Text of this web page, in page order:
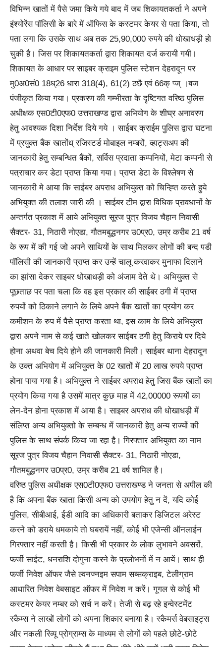
विभिन्न खातों में पैसे जमा किये गये बाद में जब शिकायतकर्ता ने अपने
इंश्योरेंस पॉलिसी के बारे में ऑफिस के कस्टमर केयर से पता किया, तो
पता लगा कि उसके साथ अब तक 25,90,000 रुपये की धोखाधड़ी हो
चुकी है। जिस पर शिकायतकर्ता द्वारा शिकायत दर्ज करायी गयी।
शिकायत के आधार पर साइबर क्राइम पुलिस स्टेशन देहरादून पर
मु0अ0सं0 18ध्26 धारा 318(4), 61(2) ठछै एवं 66क् प्ज् ।बज
पंजीकृत किया गया। प्रकरण की गम्भीरता के दृष्टिगत वरिष्ठ पुलिस
अधीक्षक एस0टी0एफ0 उत्तराखण्ड द्वारा अभियोग के शीघ्र अनावरण
हेतु आवश्यक दिशा निर्देश दिये गये । साईबर क्राईम पुलिस द्वारा घटना
में प्रयुक्त बैंक खातोंध् रजिस्टर्ड मोबाइल नम्बरों, व्हाट्सअप की
जानकारी हेतु सम्बन्धित बैंकों, सर्विस प्रदाता कम्पनियों, मेटा कम्पनी से
पत्राचार कर डेटा प्राप्त किया गया। प्राप्त डेटा के विश्लेषण से
जानकारी मे आया कि साईबर अपराध अभियुक्त को चिन्ह्ति करते हुये
अभियुक्त की तलाश जारी की । साईबर टीम द्वारा विधिक प्रावधानों के
अन्तर्गत प्रकाश में आये अभियुक्त सूरज पुत्र विजय चैहान निवासी
सैक्टर- 31, निठारी नोएडा, गौतमबुद्धनगर उ0प्र0, उम्र करीब 21 वर्ष
के रूप में की गई जो अपने साथियों के साथ मिलकर लोगों की बन्द पडी
पॉलिसी की जानकारी प्राप्त कर उन्हें चालू करवाकर मुनाफा दिलाने
का झांसा देकर साइबर धोखाधड़ी को अंजाम देते थे। अभियुक्त से
पूछताछ पर पता चला कि वह इस प्रकार की साईबर ठगी में प्राप्त
रुपयों को ठिकाने लगाने के लिये अपने बैंक खातों का प्रयोग कर
कमीशन के रुप में पैसे प्राप्त करता था, इस काम के लिये अभियुक्त
द्वारा अपने नाम से कई खाते खोलकर साईबर ठगी हेतु किराये पर दिये
होना अथवा बेच दिये होने की जानकारी मिली। साईबर थाना देहरादून
के उक्त अभियोग में अभियुक्त के 02 खातों में 20 लाख रुपये प्राप्त
होना पाया गया है। अभियुक्त ने साईबर अपराध हेतु जिस बैंक खातों का
प्रयोग किया गया है उसमें मात्र कुछ माह में 42,00000 रूपयों का
लेन-देन होना प्रकाश में आया है। साइबर अपराध की धोखाधड़ी में
संलिप्त अन्य अभियुक्तो के सम्बन्ध में जानकारी हेतु अन्य राज्यों की
पुलिस के साथ संपर्क किया जा रहा है। गिरफ्तार अभियुक्त का नाम
सूरज पुत्र विजय चैहान निवासी सैक्टर- 31, निठारी नोएडा,
गौतमबुद्धनगर उ0प्र0, उम्र करीब 21 वर्ष शामिल है।
वरिष्ठ पुलिस अधीक्षक एस0टी0एफ0 उत्तराखण्ड ने जनता से अपील की
है कि अपना बैंक खाता किसी अन्य को उपयोग हेतु न दें, यदि कोई
पुलिस, सीबीआई, ईडी आदि का अधिकारी बताकर डिजिटल अरेस्ट
करने को डराये धमकाये तो घबरायें नहीं, कोई भी एजेन्सी ऑनलाईन
गिरफ्तार नहीं करती है। किसी भी प्रकार के लोक लुभावने अवसरों,
फर्जी साईट, धनराशि दोगुना करने के प्रलोभनों में न आयें। साथ ही
फर्जी निवेश ऑफर जैसे ल्वनज्नइम सपाम सब्सक्राइब, टेलीग्राम
आधारित निवेश वेबसाइट ऑफर में निवेश न करें। गूगल से कोई भी
कस्टमर केयर नम्बर को सर्च न करें। तेजी से बढ़ रहे इन्वेस्टमेंट
स्कैम्स ने लाखों लोगों को अपना शिकार बनाया है। स्कैमर्स वेबसाइट्स
और नकली रिव्यू प्रोग्राम्स के माध्यम से लोगों को पहले छोटे-छोटे